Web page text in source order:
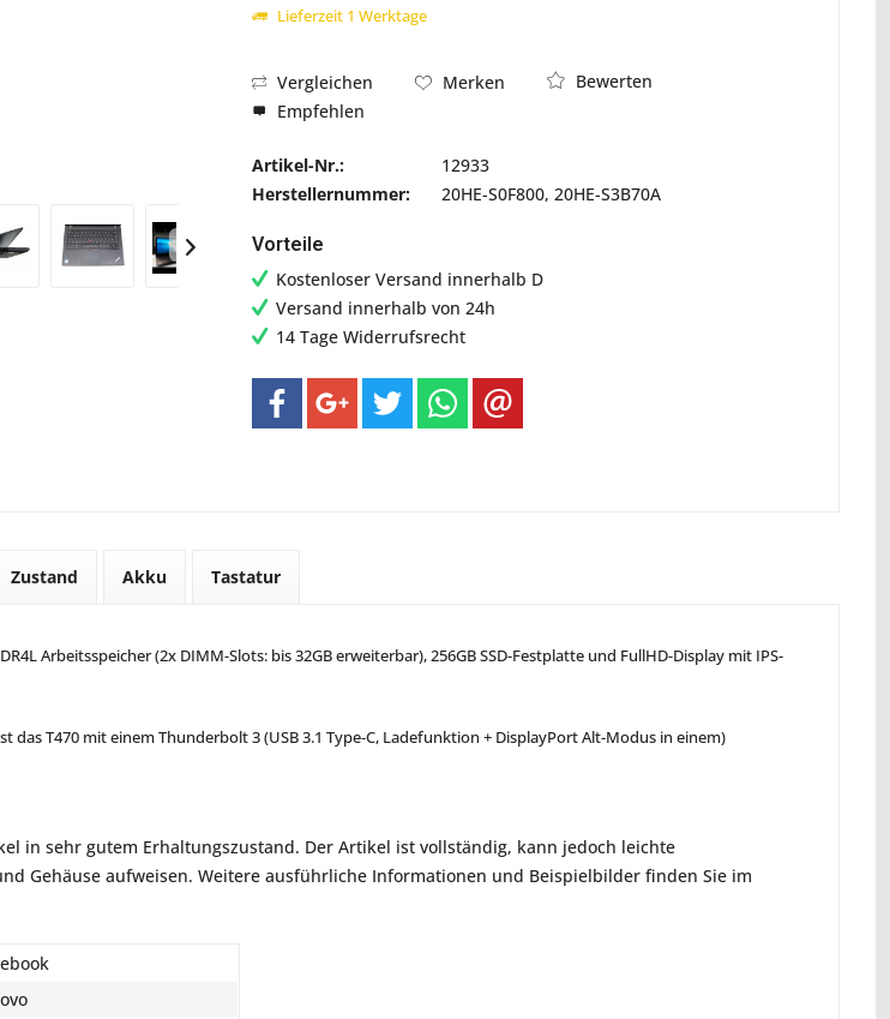
Lieferzeit 1 Werktage
Vergleichen Merken
Bewerten
Empfehlen
Artikel-Nr.:
12933
Herstellernummer:
20HE-S0F800, 20HE-S3B70A
Vorteile
Kostenloser Versand innerhalb D
Versand innerhalb von 24h
14 Tage Widerrufsrecht
Zustand Akku Tastatur
Arbeitsspeicher (2x DIMM-Slots: bis 32GB erweiterbar), 256GB SSD-Festplatte und FullHD-Display mit IPS-
das T470 mit einem Thunderbolt 3 (USB 3.1 Type-C, Ladefunktion + DisplayPort Alt-Modus in einem)
in sehr gutem Erhaltungszustand. Der Artikel ist vollständig, kann jedoch leichte
Gehäuse aufweisen. Weitere ausführliche Informationen und Beispielbilder finden Sie im